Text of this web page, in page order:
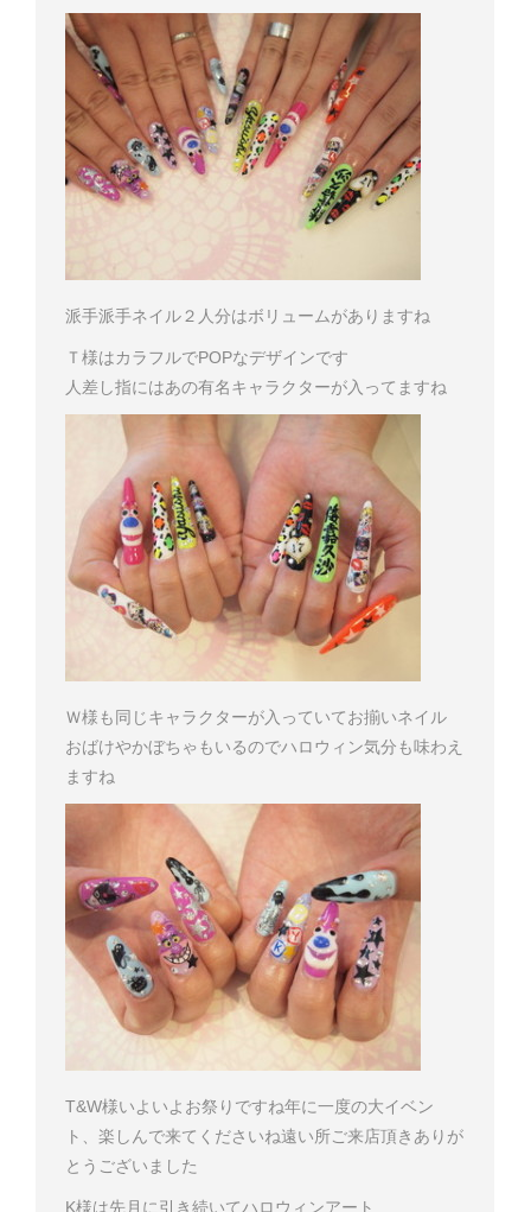
派手派手ネイル２人分はボリュームがありますね
Ｔ様はカラフルでPOPなデザインです
人差し指にはあの有名キャラクターが入ってますね
Ｗ様も同じキャラクターが入っていてお揃いネイル
おばけやかぼちゃもいるのでハロウィン気分も味わえ
ますね
T&W様いよいよお祭りですね年に一度の大イベン
ト、楽しんで来てくださいね遠い所ご来店頂きありが
とうございました
K様は先月に引き続いてハロウィンアート